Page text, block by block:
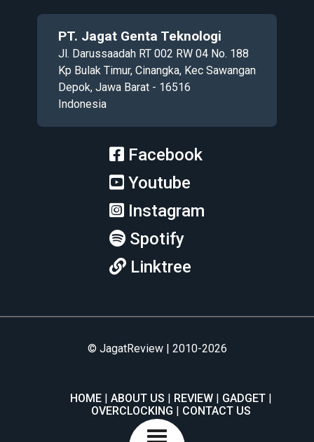
PT. Jagat Genta Teknologi
Jl. Darussaadah RT 002 RW 04 No. 188
Kp Bulak Timur, Cinangka, Kec Sawangan
Depok, Jawa Barat - 16516
Indonesia
Facebook
Youtube
Instagram
Spotify
Linktree
© JagatReview | 2010-2026
HOME ABOUT US REVIEW
GADGET
OVERCLOCKING
CONTACT US